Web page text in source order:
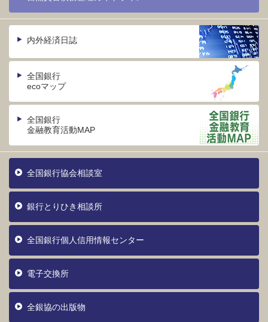
内外経済日誌
全国銀行
ecoマップ
全国銀行
金融教育活動MAP
全国銀行協会相談室
銀行とりひき相談所
全国銀行個人信用情報センター
電子交換所
全銀協の出版物